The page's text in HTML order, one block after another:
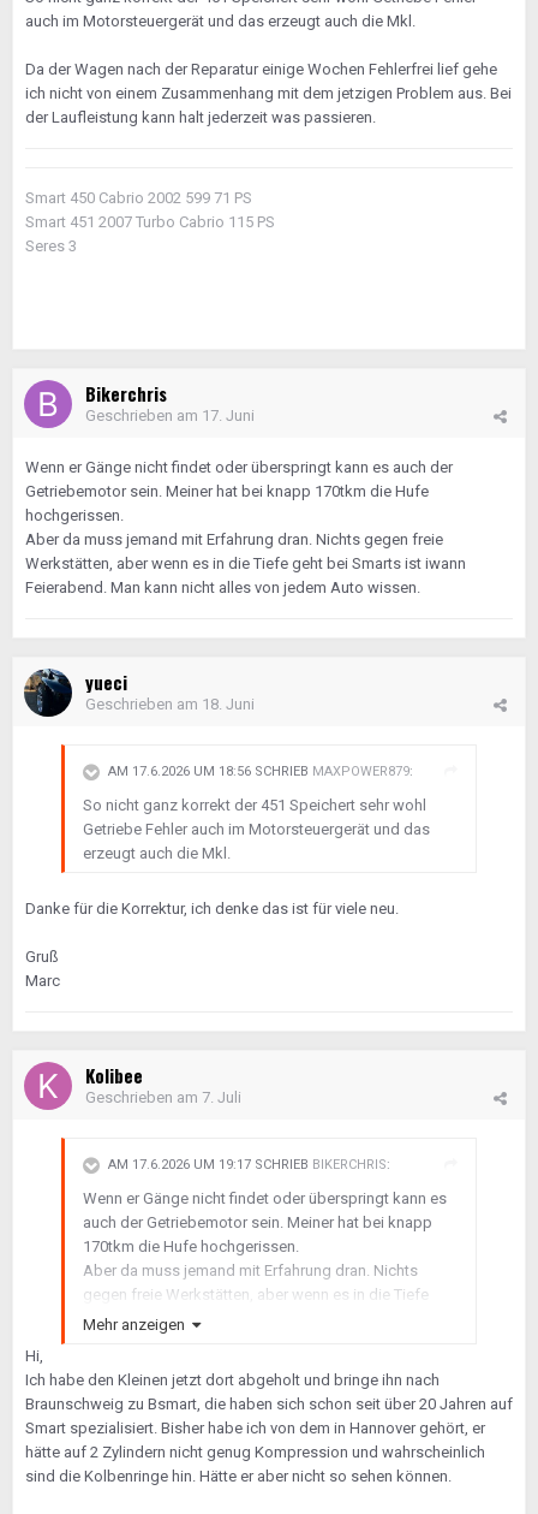
Zu deinem Aktuellen Problem - starker weißer Rauch
Kopfdichtung (fast immer durch Überhitzung) oder
Turbolader - der ist wassergekühlt.
auch im Motorsteuergerät und das erzeugt auch die Mkl.
Da der Wagen nach der Reparatur einige Wochen Fehlerfrei lief gehe
ich nicht von einem Zusammenhang mit dem jetzigen Problem aus. Bei
der Laufleistung kann halt jederzeit was passieren.
Smart 450 Cabrio 2002 599 71 PS
Smart 451 2007 Turbo Cabrio 115 PS
Seres 3
Bikerchris
Geschrieben am 17. Juni
Wenn er Gänge nicht findet oder überspringt kann es auch der
Getriebemotor sein. Meiner hat bei knapp 170tkm die Hufe
hochgerissen.
Aber da muss jemand mit Erfahrung dran. Nichts gegen freie
Werkstätten, aber wenn es in die Tiefe geht bei Smarts ist iwann
Feierabend. Man kann nicht alles von jedem Auto wissen.
yueci
Geschrieben am 18. Juni
AM 17.6.2026 UM 18:56 SCHRIEB MAXPOWER879:
So nicht ganz korrekt der 451 Speichert sehr wohl
Getriebe Fehler auch im Motorsteuergerät und das
erzeugt auch die Mkl.
Danke für die Korrektur, ich denke das ist für viele neu.
Gruß
Marc
Kolibee
Geschrieben am 7. Juli
AM 17.6.2026 UM 19:17 SCHRIEB BIKERCHRIS:
Wenn er Gänge nicht findet oder überspringt kann es
auch der Getriebemotor sein. Meiner hat bei knapp
170tkm die Hufe hochgerissen.
Aber da muss jemand mit Erfahrung dran. Nichts
gegen freie Werkstätten, aber wenn es in die Tiefe
geht bei Smarts ist iwann Feierabend. Man kann nicht
Mehr anzeigen
Hi,
Ich habe den Kleinen jetzt dort abgeholt und bringe ihn nach
Braunschweig zu Bsmart, die haben sich schon seit über 20 Jahren auf
Smart spezialisiert. Bisher habe ich von dem in Hannover gehört, er
hätte auf 2 Zylindern nicht genug Kompression und wahrscheinlich
sind die Kolbenringe hin. Hätte er aber nicht so sehen können.